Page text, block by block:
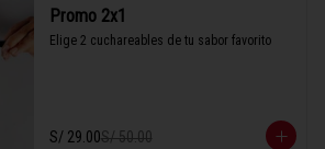
Promo 2x1
Elige 2 cuchareables de tu sabor favorito
S/ 29.00S/ 50.00